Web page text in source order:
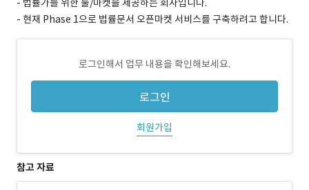
- 법률가를 위한 툴/마켓을 제공하는 회사입니다.
- 현재 Phase 1으로 법률문서 오픈마켓 서비스를 구축하려고 합니다.
로그인해서 업무 내용을 확인해보세요.
로그인
회원가입
참고 자료